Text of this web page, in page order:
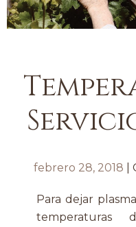
febrero 28, 2018
Para dejar
temperaturas